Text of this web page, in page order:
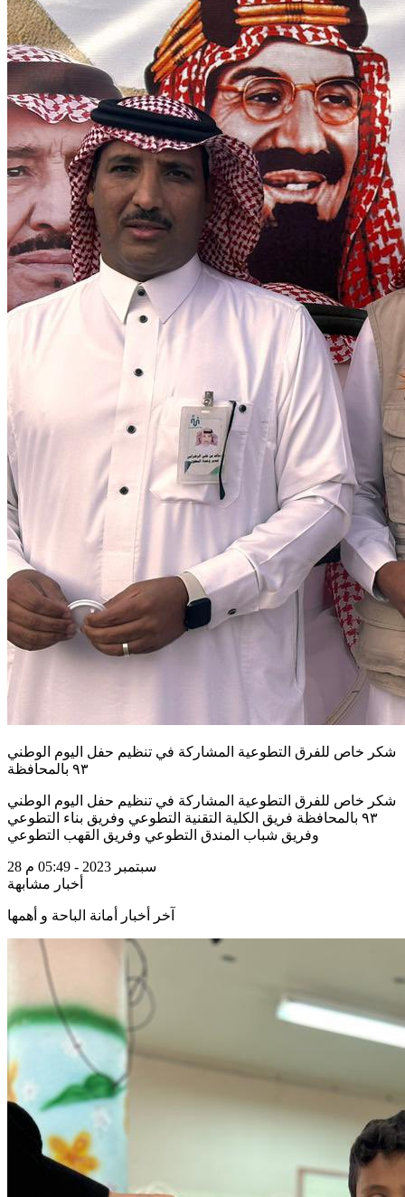
شكر خاص للفرق التطوعية المشاركة في تنظيم حفل اليوم الوطني
٩٣ بالمحافظة
شكر خاص للفرق التطوعية المشاركة في تنظيم حفل اليوم الوطني
٩٣ بالمحافظة فريق الكلية التقنية التطوعي وفريق بناء التطوعي
وفريق شباب المندق التطوعي وفريق القهب التطوعي
28 سبتمبر 2023 - 05:49 م
أخبار مشابهة
آخر أخبار أمانة الباحة و أهمها